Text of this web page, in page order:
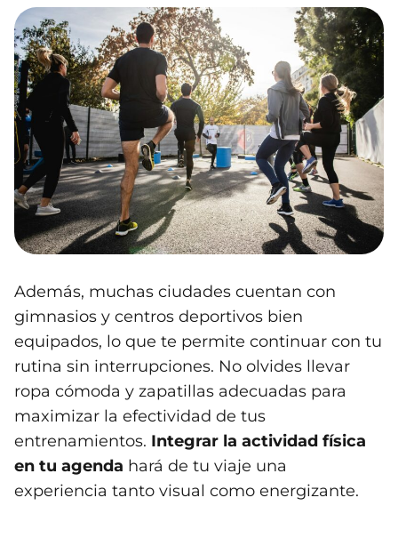
Además, muchas ciudades cuentan con
gimnasios y centros deportivos bien
equipados, lo que te permite continuar con tu
rutina sin interrupciones. No olvides llevar
ropa cómoda y zapatillas adecuadas para
maximizar la efectividad de tus
entrenamientos. Integrar la actividad física
en tu agenda hará de tu viaje una
experiencia tanto visual como energizante.